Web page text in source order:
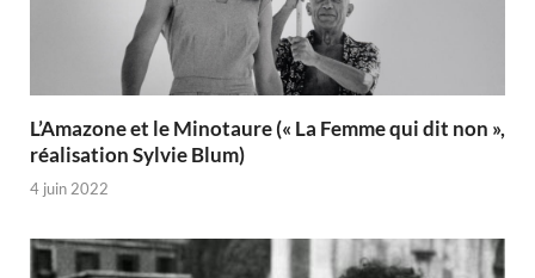
L’Amazone et le Minotaure (« La Femme qui dit non »,
réalisation Sylvie Blum)
4 juin 2022